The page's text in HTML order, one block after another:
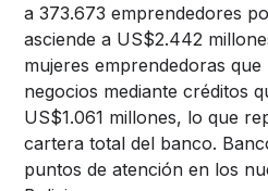
a 373.673 emprendedores
asciende a US$2.442
mujeres emprendedoras
negocios mediante créditos
US$1.061 millones, lo que
cartera total del banco.
puntos de atención en los